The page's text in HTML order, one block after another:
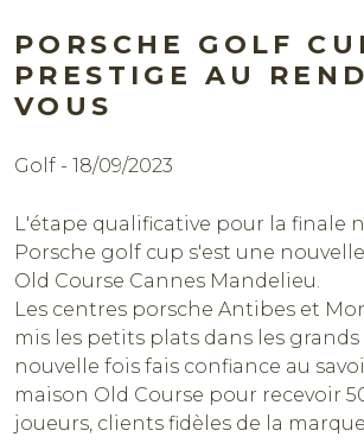
Réserver
PORSCHE GOLF
PRESTIGE AU
VOUS
Golf - 18/09/2023
L'étape qualificative pour la finale
Porsche golf cup s'est une
Old Course Cannes Mandelieu.
Les centres porsche Antibes et
mis les petits plats dans les
nouvelle fois fais confiance au
maison Old Course pour recevoir
joueurs, clients fidèles de la